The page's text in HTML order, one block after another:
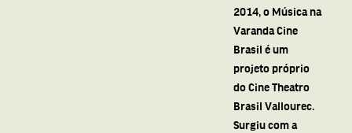
2014, o Música na
Varanda Cine
Brasil é um
projeto próprio
do Cine Theatro
Brasil Vallourec.
Surgiu com a